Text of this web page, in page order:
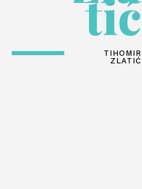
tić
TIHOMIR
ZLATIĆ